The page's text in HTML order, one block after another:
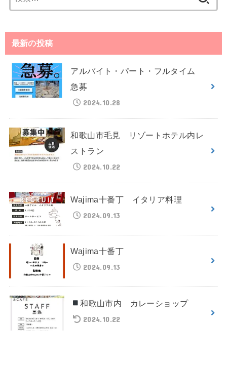
索:
最新の投稿
アルバイト・パート・フルタイム
急募
2024.10.28
和歌山市毛見 リゾートホテル内レ
ストラン
2024.10.22
Wajima十番丁 イタリア料理
2024.09.13
Wajima十番丁
2024.09.13
和歌山市内 カレーショップ
2024.10.22